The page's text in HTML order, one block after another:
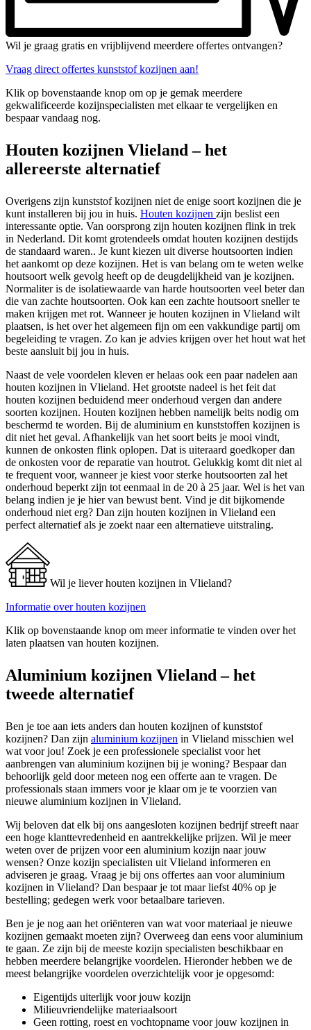
Wil je graag gratis en vrijblijvend meerdere offertes ontvangen?
Vraag direct offertes kunststof kozijnen aan!
Klik op bovenstaande knop om op je gemak meerdere
gekwalificeerde kozijnspecialisten met elkaar te vergelijken en
bespaar vandaag nog.
Houten kozijnen Vlieland – het
allereerste alternatief
Overigens zijn kunststof kozijnen niet de enige soort kozijnen die je
kunt installeren bij jou in huis. Houten kozijnen zijn beslist een
interessante optie. Van oorsprong zijn houten kozijnen flink in trek
in Nederland. Dit komt grotendeels omdat houten kozijnen destijds
de standaard waren.. Je kunt kiezen uit diverse houtsoorten indien
het aankomt op deze kozijnen. Het is van belang om te weten welke
houtsoort welk gevolg heeft op de deugdelijkheid van je kozijnen.
Normaliter is de isolatiewaarde van harde houtsoorten veel beter dan
die van zachte houtsoorten. Ook kan een zachte houtsoort sneller te
maken krijgen met rot. Wanneer je houten kozijnen in Vlieland wilt
plaatsen, is het over het algemeen fijn om een vakkundige partij om
begeleiding te vragen. Zo kan je advies krijgen over het hout wat het
beste aansluit bij jou in huis.
Naast de vele voordelen kleven er helaas ook een paar nadelen aan
houten kozijnen in Vlieland. Het grootste nadeel is het feit dat
houten kozijnen beduidend meer onderhoud vergen dan andere
soorten kozijnen. Houten kozijnen hebben namelijk beits nodig om
beschermd te worden. Bij de aluminium en kunststoffen kozijnen is
dit niet het geval. Afhankelijk van het soort beits je mooi vindt,
kunnen de onkosten flink oplopen. Dat is uiteraard goedkoper dan
de onkosten voor de reparatie van houtrot. Gelukkig komt dit niet al
te frequent voor, wanneer je kiest voor sterke houtsoorten zal het
onderhoud beperkt zijn tot eenmaal in de 20 à 25 jaar. Wel is het van
belang indien je je hier van bewust bent. Vind je dit bijkomende
onderhoud niet erg? Dan zijn houten kozijnen in Vlieland een
perfect alternatief als je zoekt naar een alternatieve uitstraling.
Wil je liever houten kozijnen in Vlieland?
Informatie over houten kozijnen
Klik op bovenstaande knop om meer informatie te vinden over het
laten plaatsen van houten kozijnen.
Aluminium kozijnen Vlieland – het
tweede alternatief
Ben je toe aan iets anders dan houten kozijnen of kunststof
kozijnen? Dan zijn aluminium kozijnen in Vlieland misschien wel
wat voor jou! Zoek je een professionele specialist voor het
aanbrengen van aluminium kozijnen bij je woning? Bespaar dan
behoorlijk geld door meteen nog een offerte aan te vragen. De
professionals staan immers voor je klaar om je te voorzien van
nieuwe aluminium kozijnen in Vlieland.
Wij beloven dat elk bij ons aangesloten kozijnen bedrijf streeft naar
een hoge klanttevredenheid en aantrekkelijke prijzen. Wil je meer
weten over de prijzen voor een aluminium kozijn naar jouw
wensen? Onze kozijn specialisten uit Vlieland informeren en
adviseren je graag. Vraag je bij ons offertes aan voor aluminium
kozijnen in Vlieland? Dan bespaar je tot maar liefst 40% op je
bestelling; gedegen werk voor betaalbare tarieven.
Ben je je nog aan het oriënteren van wat voor materiaal je nieuwe
kozijnen gemaakt moeten zijn? Overweeg dan eens voor aluminium
te gaan. Ze zijn bij de meeste kozijn specialisten beschikbaar en
hebben meerdere belangrijke voordelen. Hieronder hebben we de
meest belangrijke voordelen overzichtelijk voor je opgesomd:
Eigentijds uiterlijk voor jouw kozijn
Milieuvriendelijke materiaalsoort
Geen rotting, roest en vochtopname voor jouw kozijnen in